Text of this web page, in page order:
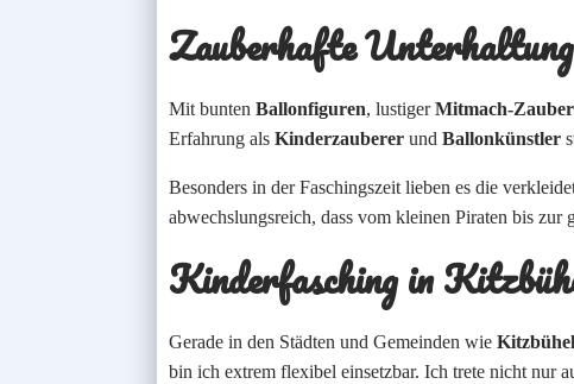
Zauberhafte
Mit bunten Ballonfiguren, lustigerMitmach-
Erfahrung als Kinderzauberer und Ballonkünstler
Besonders in der Faschingszeit lieben es die
abwechslungsreich, dass vom kleinen Piraten bis
Kinderfaschingin
Gerade in den Städten und Gemeinden wie Kitzbühel
bin ich extrem flexibel einsetzbar. Ich trete nicht nur